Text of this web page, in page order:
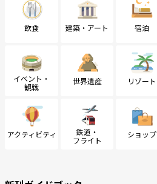
飲食 建築・アート 宿泊
イベント・
観戦
世界遺産 リゾート
アクティビティ
鉄道・
フライト
ショップ